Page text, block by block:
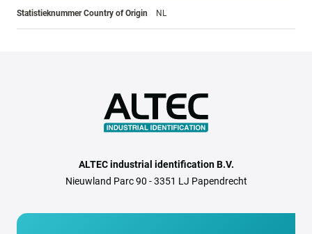
Statistieknummer Country of Origin NL
ALTEC industrial identification B.V.
Nieuwland Parc 90 - 3351 LJ Papendrecht